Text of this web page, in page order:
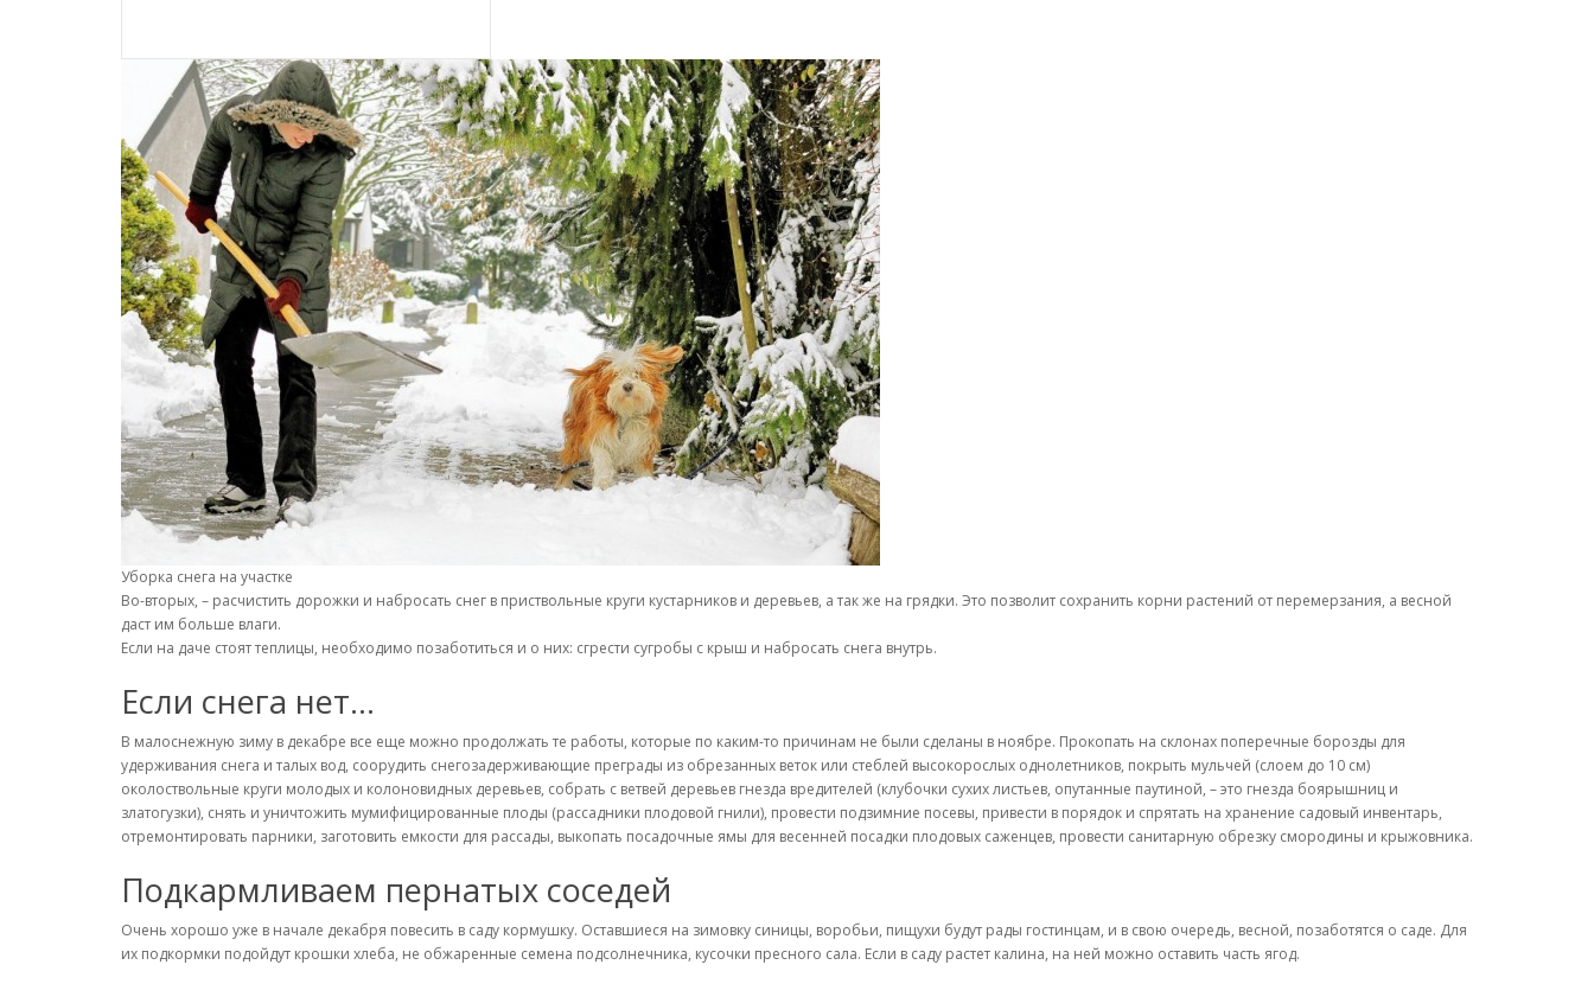
Уборка снега на участке
Во-вторых, – расчистить дорожки и набросать снег в приствольные круги кустарников и деревьев, а так же на грядки. Это позволит сохранить корни растений от перемерзания, а весной
даст им больше влаги.
Если на даче стоят теплицы, необходимо позаботиться и о них: сгрести сугробы с крыш и набросать снега внутрь.
Если снега нет…
В малоснежную зиму в декабре все еще можно продолжать те работы, которые по каким-то причинам не были сделаны в ноябре. Прокопать на склонах поперечные борозды для
удерживания снега и талых вод, соорудить снегозадерживающие преграды из обрезанных веток или стеблей высокорослых однолетников, покрыть мульчей (слоем до 10 см)
околоствольные круги молодых и колоновидных деревьев, собрать с ветвей деревьев гнезда вредителей (клубочки сухих листьев, опутанные паутиной, – это гнезда боярышниц и
златогузки), снять и уничтожить мумифицированные плоды (рассадники плодовой гнили), провести подзимние посевы, привести в порядок и спрятать на хранение садовый инвентарь,
отремонтировать парники, заготовить емкости для рассады, выкопать посадочные ямы для весенней посадки плодовых саженцев, провести санитарную обрезку смородины и крыжовника.
Подкармливаем пернатых соседей
Очень хорошо уже в начале декабря повесить в саду кормушку. Оставшиеся на зимовку синицы, воробьи, пищухи будут рады гостинцам, и в свою очередь, весной, позаботятся о саде. Для
их подкормки подойдут крошки хлеба, не обжаренные семена подсолнечника, кусочки пресного сала. Если в саду растет калина, на ней можно оставить часть ягод.